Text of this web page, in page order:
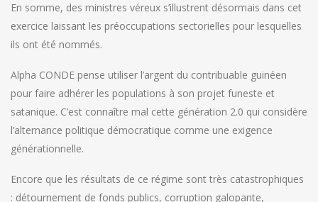
En somme, des ministres véreux s’illustrent désormais dans cet
exercice laissant les préoccupations sectorielles pour lesquelles
ils ont été nommés.
Alpha CONDE pense utiliser l’argent du contribuable guinéen
pour faire adhérer les populations à son projet funeste et
satanique. C’est connaître mal cette génération 2.0 qui considère
l’alternance politique démocratique comme une exigence
générationnelle.
Encore que les résultats de ce régime sont très catastrophiques
: détournement de fonds publics, corruption galopante,